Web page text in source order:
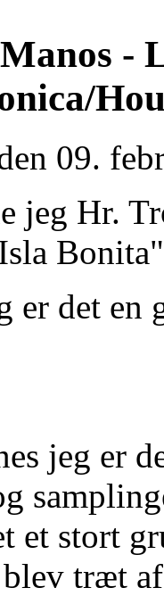
-
09.
jeg Hr.
er det en
jeg er
et stort
træt